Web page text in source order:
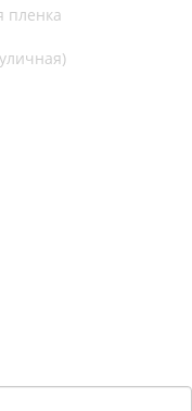
пленка